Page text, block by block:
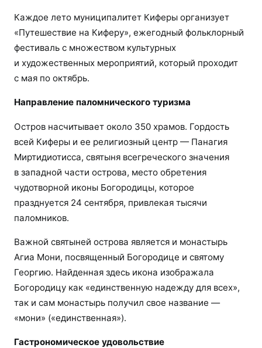
Каждое лето муниципалитет Киферы организует
«Путешествие на Киферу», ежегодный фольклорный
фестиваль с множеством культурных
и художественных мероприятий, который проходит
с мая по октябрь.
Направление паломнического туризма
Остров насчитывает около 350 храмов. Гордость
всей Киферы и ее религиозный центр — Панагия
Миртидиотисса, святыня всегреческого значения
в западной части острова, место обретения
чудотворной иконы Богородицы, которое
празднуется 24 сентября, привлекая тысячи
паломников.
Важной святыней острова является и монастырь
Агиа Мони, посвященный Богородице и святому
Георгию. Найденная здесь икона изображала
Богородицу как «единственную надежду для всех»,
так и сам монастырь получил свое название —
«мони» («единственная»).
Гастрономическое удовольствие